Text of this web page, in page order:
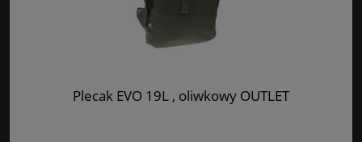
Plecak EVO 19L , oliwkowy OUTLET